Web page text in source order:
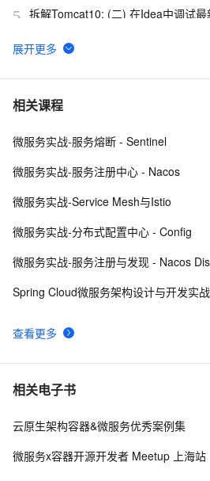
5 拆解Tomcat10: (二) 在Idea中调试
6
IDEA + 通义灵码 AI 程序员：快速构
7 IDEA上运行Flink任务
8 Java学习之路005——Tomcat服务器
returned invalid Response.
10NetBeans、Eclipse 和 IDEA，哪个
相关课程
查看更多
微服务实战-服务熔断 - Sentinel
微服务实战-服务注册中心 - Nacos
微服务实战-Service Mesh与Istio
微服务实战-分布式配置中心 - Config
微服务实战-服务注册与发现 - Nacos
Spring Cloud微服务架构设计与开发实战
相关电子书
云原生架构容器&微服务优秀案例集
微服务x容器开源开发者 Meetup 上海站